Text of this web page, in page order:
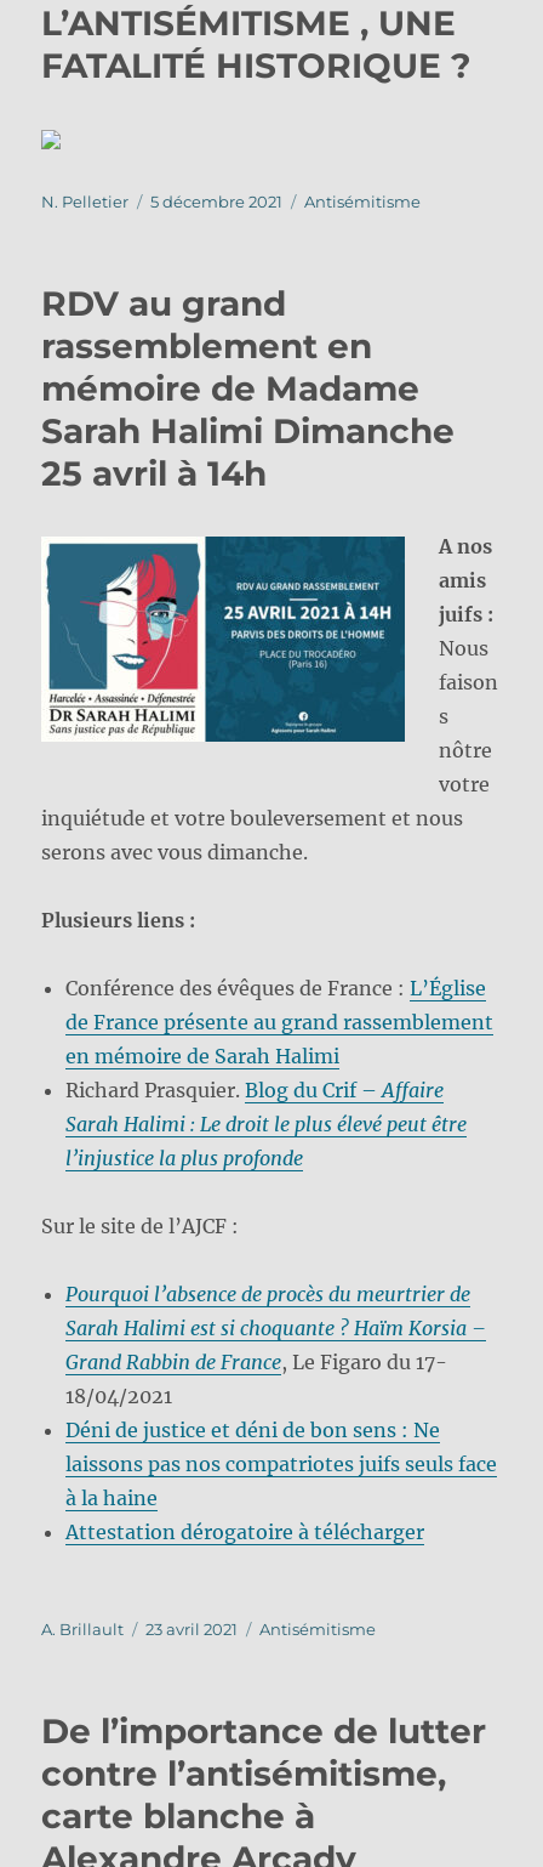
L’ANTISÉMITISME , UNE
FATALITÉ HISTORIQUE ?
Auteur
N. Pelletier
Publié
5 décembre 2021 Catégories
Antisémitisme
RDV au grand
rassemblement en
mémoire de Madame
Sarah Halimi Dimanche
25 avril à 14h
A nos
amis
juifs :
Nous
faison
s
nôtre
votre
inquiétude et votre bouleversement et nous
serons avec vous dimanche.
Plusieurs liens :
Conférence des évêques de France :L’Église
de France présente au grand rassemblement
en mémoire de Sarah Halimi
Richard Prasquier.Blog du Crif –Affaire
Sarah Halimi : Le droit le plus élevé peut être
l’injustice la plus profonde
Sur le site de l’AJCF :
Pourquoi l’absence de procès du meurtrier de
Sarah Halimi est si choquante ? Haïm Korsia –
Grand Rabbin de France, Le Figaro du 17-
18/04/2021
Déni de justice et déni de bon sens : Ne
laissons pas nos compatriotes juifs seuls face
à la haine
Attestation dérogatoire à télécharger
Auteur
A. Brillault
Publié
23 avril 2021 Catégories
Antisémitisme
De l’importance de lutter
contre l’antisémitisme,
carte blanche à
Alexandre Arcady